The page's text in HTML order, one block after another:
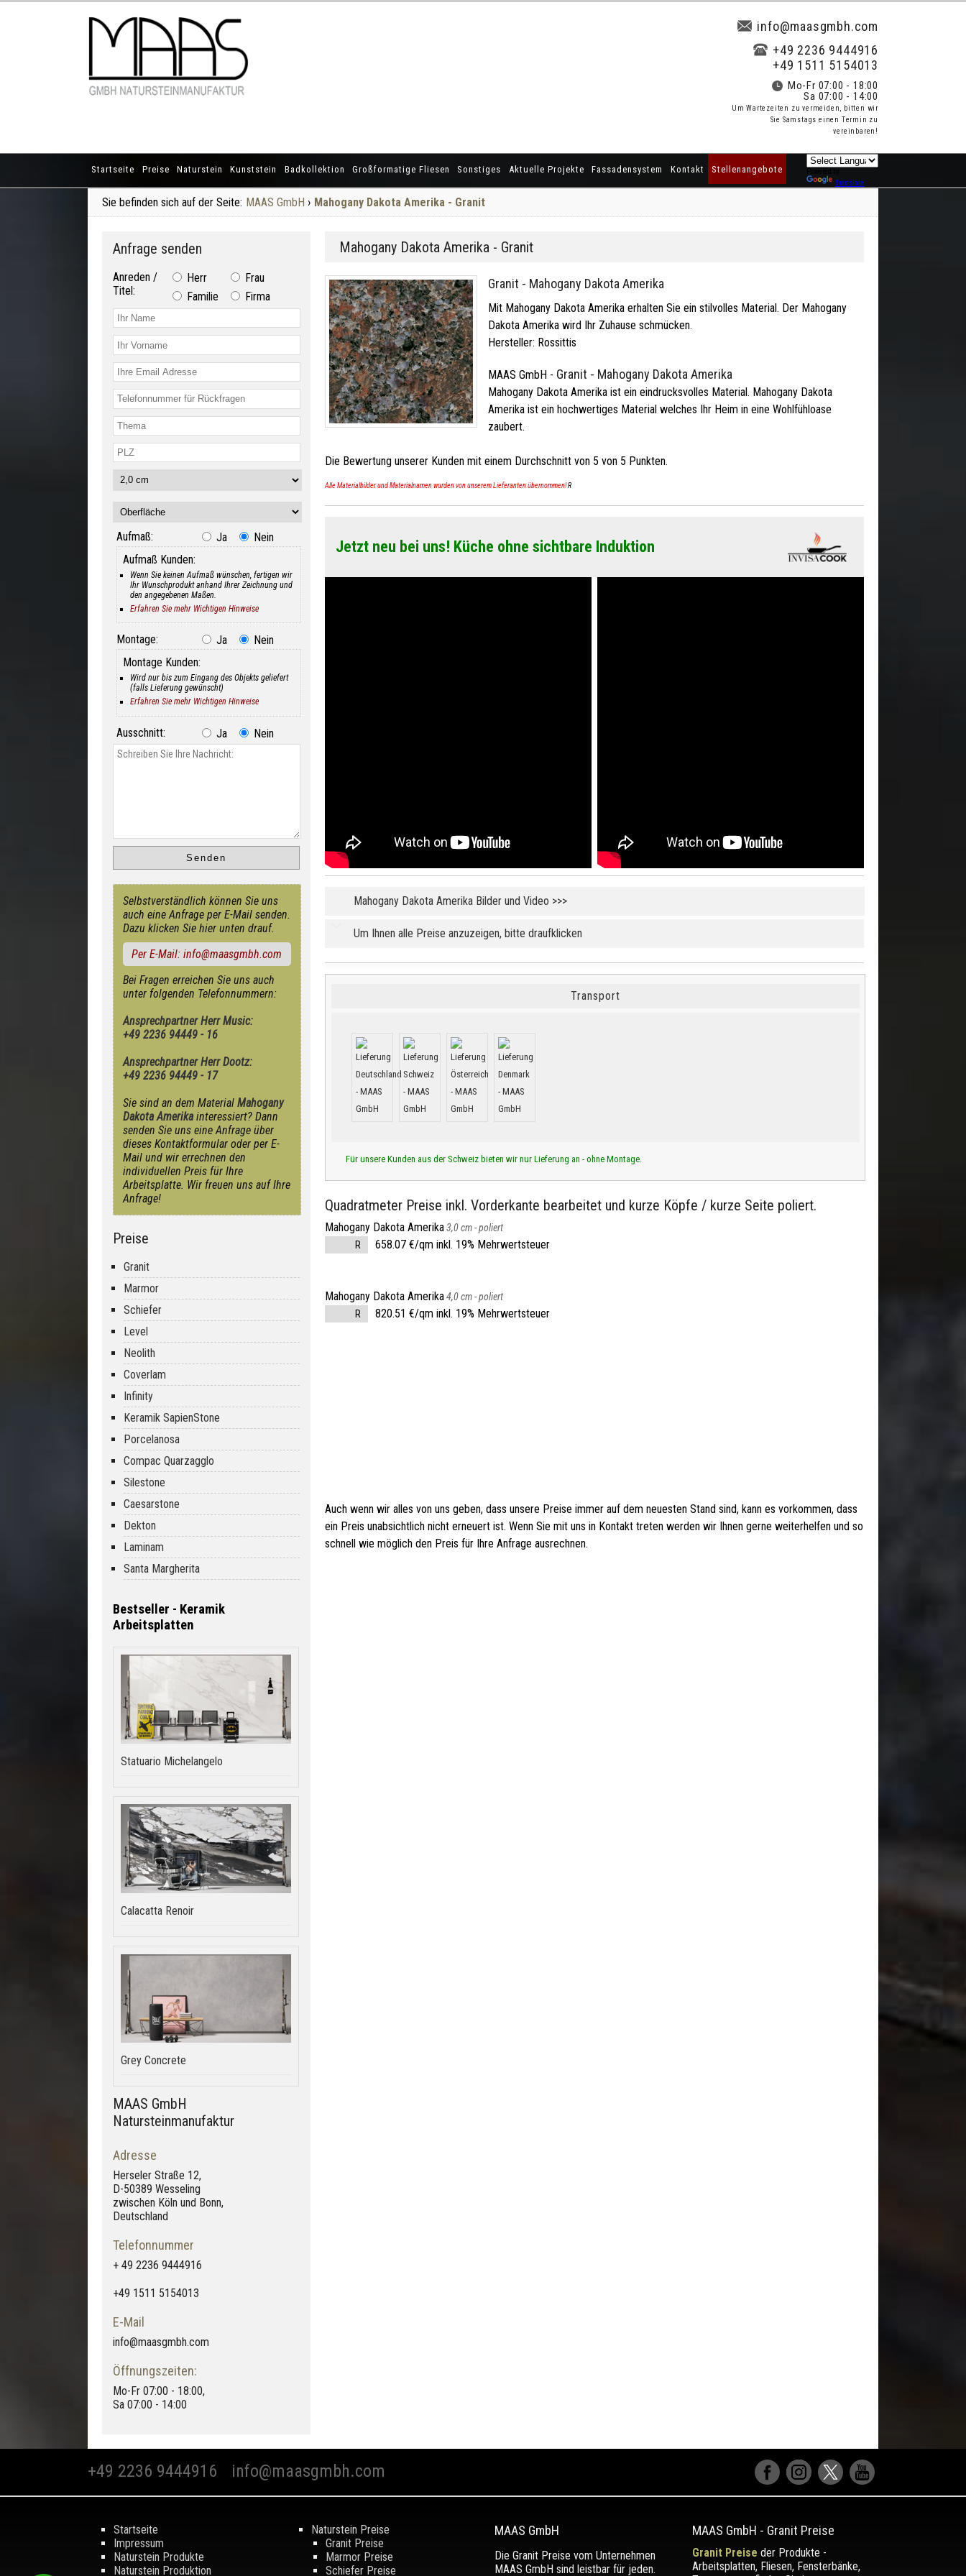
info@maasgmbh.com
+49 2236 9444916
+49 1511 5154013
Mo-Fr 07:00 - 18:00
Sa 07:00 - 14:00
Um Wartezeiten zu vermeiden, bitten wir
Sie Samstags einen Termin zu
vereinbaren!
Startseite Preise Naturstein Kunststein Badkollektion Großformatige Fliesen Sonstiges Aktuelle Projekte Fassadensystem Kontakt Stellenangebote
Translate
Sie befinden sich auf der Seite: MAAS GmbH › Mahogany Dakota Amerika - Granit
Mahogany Dakota Amerika - Granit
Granit - Mahogany Dakota Amerika
Mit Mahogany Dakota Amerika erhalten Sie ein stilvolles Material. Der Mahogany
Dakota Amerika wird Ihr Zuhause schmücken.
Hersteller: Rossittis
MAAS GmbH - Granit - Mahogany Dakota Amerika
Mahogany Dakota Amerika ist ein eindrucksvolles Material. Mahogany Dakota
Amerika ist ein hochwertiges Material welches Ihr Heim in eine Wohlfühloase
zaubert.
Die Bewertung unserer Kunden mit einem Durchschnitt von 5 von 5 Punkten.
Alle Materialbilder und Materialnamen wurden von unserem Lieferanten übernommen!R
Jetzt neu bei uns! Küche ohne sichtbare Induktion
Mahogany Dakota Amerika Bilder und Video >>>
Um Ihnen alle Preise anzuzeigen, bitte draufklicken
Transport
Für unsere Kunden aus der Schweiz bieten wir nur Lieferung an - ohne Montage.
Quadratmeter Preise inkl. Vorderkante bearbeitet und kurze Köpfe / kurze Seite poliert.
Mahogany Dakota Amerika3,0 cm -poliert
R
658.07 €/qm inkl. 19% Mehrwertsteuer
Mahogany Dakota Amerika4,0 cm -poliert
R
820.51 €/qm inkl. 19% Mehrwertsteuer
Auch wenn wir alles von uns geben, dass unsere Preise immer auf dem neuesten Stand sind, kann es vorkommen, dass
ein Preis unabsichtlich nicht erneuert ist. Wenn Sie mit uns in Kontakt treten werden wir Ihnen gerne weiterhelfen und so
schnell wie möglich den Preis für Ihre Anfrage ausrechnen.
Anfrage senden
Anreden /
Titel:
Herr
Frau
Familie
Firma
Aufmaß: Ja
Nein
Aufmaß Kunden:
Wenn Sie keinen Aufmaß wünschen, fertigen wir
Ihr Wunschprodukt anhand Ihrer Zeichnung und
den angegebenen Maßen.
Erfahren Sie mehr Wichtigen Hinweise
Montage: Ja
Nein
Montage Kunden:
Wird nur bis zum Eingang des Objekts geliefert
(falls Lieferung gewünscht)
Erfahren Sie mehr Wichtigen Hinweise
Ausschnitt: Ja Nein
Selbstverständlich können Sie uns
auch eine Anfrage per E-Mail senden.
Dazu klicken Sie hier unten drauf.
Per E-Mail: info@maasgmbh.com
Bei Fragen erreichen Sie uns auch
unter folgenden Telefonnummern:
Ansprechpartner Herr Music:
+49 2236 94449 - 16
Ansprechpartner Herr Dootz:
+49 2236 94449 - 17
Sie sind an dem Material Mahogany
Dakota Amerikainteressiert? Dann
senden Sie uns eine Anfrage über
dieses Kontaktformular oder per E-
Mail und wir errechnen den
individuellen Preis für Ihre
Arbeitsplatte. Wir freuen uns auf Ihre
Anfrage!
Preise
Granit
Marmor
Schiefer
Level
Neolith
Coverlam
Infinity
Keramik SapienStone
Porcelanosa
Compac Quarzagglo
Silestone
Caesarstone
Dekton
Laminam
Santa Margherita
Bestseller - Keramik
Arbeitsplatten
Statuario Michelangelo
Calacatta Renoir
Grey Concrete
MAAS GmbH
Natursteinmanufaktur
Adresse
Herseler Straße 12,
D-50389 Wesseling
zwischen Köln und Bonn,
Deutschland
Telefonnummer
+ 49 2236 9444916
+49 1511 5154013
E-Mail
info@maasgmbh.com
Öffnungszeiten:
Mo-Fr 07:00 - 18:00,
Sa 07:00 - 14:00
+49 2236 9444916 info@maasgmbh.com
Startseite
Impressum
Naturstein Produkte
Naturstein Produktion
Naturstein Preise
Granit Preise
Marmor Preise
Schiefer Preise
MAAS GmbH
Die Granit Preise vom Unternehmen
MAAS GmbH sind leistbar für jeden.
MAAS GmbH - Granit Preise
Granit Preise der Produkte -
Arbeitsplatten, Fliesen, Fensterbänke,